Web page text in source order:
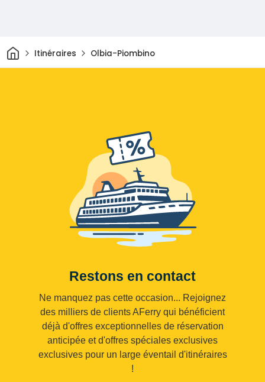
Maison
Itinéraires Olbia-Piombino
Restons en contact
Ne manquez pas cette occasion... Rejoignez
des milliers de clients AFerry qui bénéficient
déjà d'offres exceptionnelles de réservation
anticipée et d'offres spéciales exclusives
exclusives pour un large éventail d'itinéraires
!